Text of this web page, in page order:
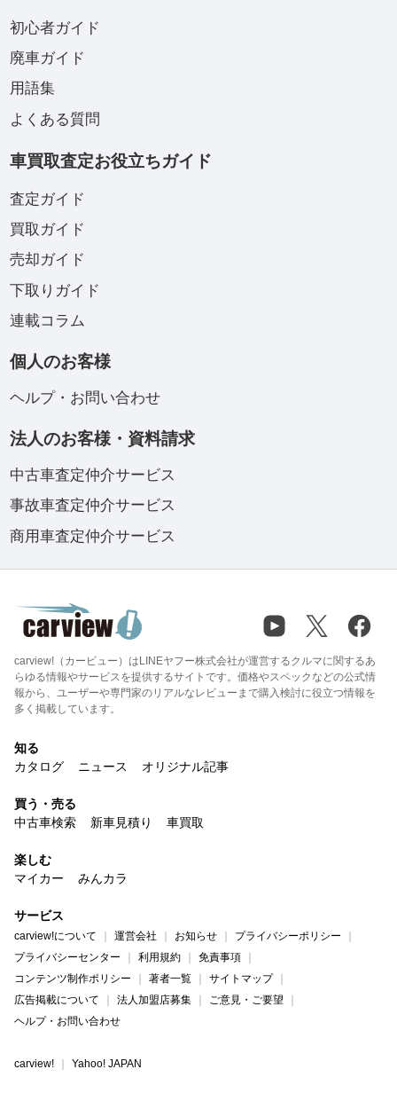
初心者ガイド
廃車ガイド
用語集
よくある質問
車買取査定お役立ちガイド
査定ガイド
買取ガイド
売却ガイド
下取りガイド
連載コラム
個人のお客様
ヘルプ・お問い合わせ
法人のお客様・資料請求
中古車査定仲介サービス
事故車査定仲介サービス
商用車査定仲介サービス
carview!（カービュー）はLINEヤフー株式会社が運営するクルマに関するあ
らゆる情報やサービスを提供するサイトです。価格やスペックなどの公式情
報から、ユーザーや専門家のリアルなレビューまで購入検討に役立つ情報を
多く掲載しています。
知る
カタログ
ニュース オリジナル記事
買う・売る
中古車検索
新車見積り 車買取
楽しむ
マイカー
みんカラ
サービス
carview!について 運営会社 お知らせ
プライバシーポリシー
プライバシーセンター
利用規約
免責事項
コンテンツ制作ポリシー
著者一覧
サイトマップ
広告掲載について
法人加盟店募集
ご意見・ご要望
ヘルプ・お問い合わせ
carview! Yahoo! JAPAN